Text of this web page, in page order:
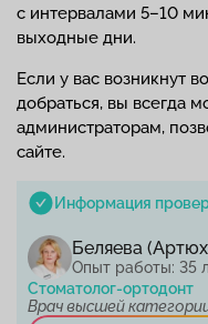
с интервалами 5–10
выходные дни.
Если у вас возникнут
добраться, вы всегда
администраторам,
сайте.
Информация
Беляева
Опыт работы: 35
Стоматолог-ортодонт
Врач высшей